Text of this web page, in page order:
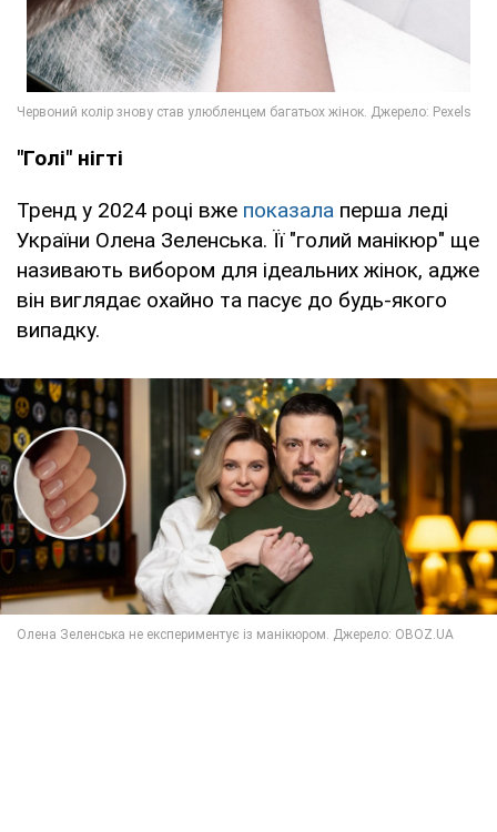
"Голі" нігті
Тренд у 2024 році вже показала перша леді
України Олена Зеленська. Її "голий манікюр" ще
називають вибором для ідеальних жінок, адже
він виглядає охайно та пасує до будь-якого
випадку.